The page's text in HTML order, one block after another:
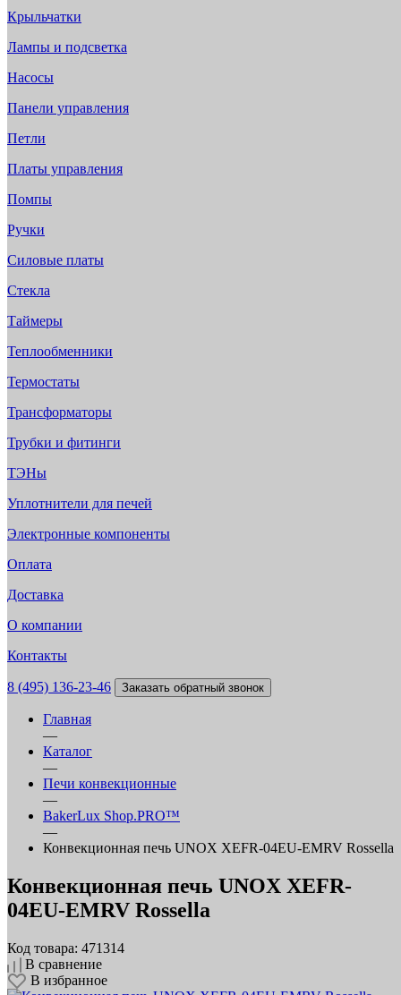
Крыльчатки
Лампы и подсветка
Насосы
Панели управления
Петли
Платы управления
Помпы
Ручки
Силовые платы
Стекла
Таймеры
Теплообменники
Термостаты
Трансформаторы
Трубки и фитинги
ТЭНы
Уплотнители для печей
Электронные компоненты
Оплата
Доставка
О компании
Контакты
8 (495) 136-23-46 Заказать обратный звонок
Главная
—
Каталог
—
Печи конвекционные
—
BakerLux Shop.PRO™
—
Конвекционная печь UNOX XEFR-04EU-EMRV Rossella
Конвекционная печь UNOX XEFR-
04EU-EMRV Rossella
Код товара: 471314
В сравнение
В избранное